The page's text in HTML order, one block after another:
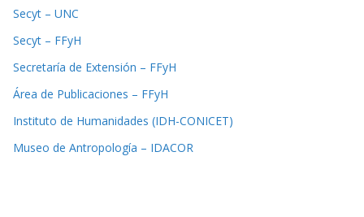
Secyt – UNC
Secyt – FFyH
Secretaría de Extensión – FFyH
Área de Publicaciones – FFyH
Instituto de Humanidades (IDH-CONICET)
Museo de Antropología – IDACOR